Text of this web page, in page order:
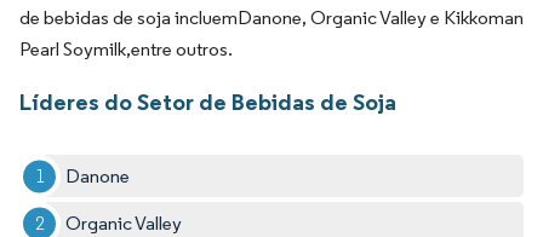
de bebidas de soja incluemDanone, Organic Valley e Kikkoman
Pearl Soymilk,entre outros.
Líderes do Setor de Bebidas de Soja
Danone
Organic Valley